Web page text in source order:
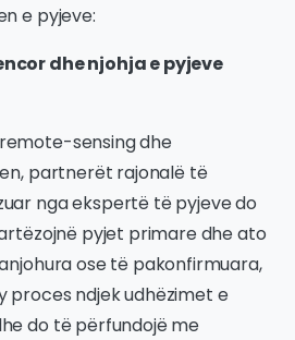
e pyjeve:
dhe njohja e pyjeve
sensing dhe
partnerët rajonalë të
nga ekspertë të pyjeve do
pyjet primare dhe ato
ose të pakonfirmuara,
proces ndjek udhëzimet e
do të përfundojë me